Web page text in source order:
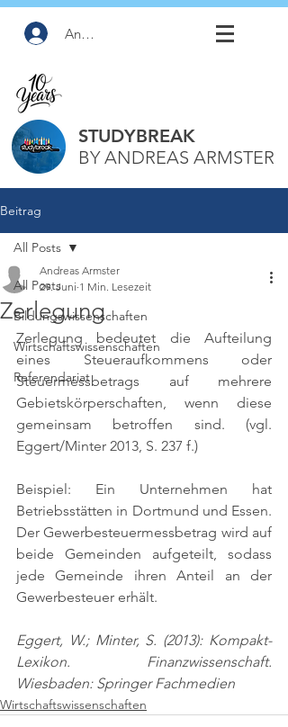
Anmelden
STUDYBREAK
BY ANDREAS ARMSTER
Beitrag
All Posts
Bildungswissenschaften
Wirtschaftswissenschaften
Referendariat
All Posts
Zerlegung
Andreas Armster
29. Juni 1 Min. Lesezeit
Zerlegung bedeutet die Aufteilung
eines Steueraufkommens oder
Steuermessbetrags auf mehrere
Gebietskörperschaften, wenn diese
gemeinsam betroffen sind. (vgl.
Eggert/Minter 2013, S. 237 f.)
Beispiel: Ein Unternehmen hat
Betriebsstätten in Dortmund und Essen.
Der Gewerbesteuermessbetrag wird auf
beide Gemeinden aufgeteilt, sodass
jede Gemeinde ihren Anteil an der
Gewerbesteuer erhält.
Eggert, W.; Minter, S. (2013): Kompakt-
Lexikon. Finanzwissenschaft.
Wiesbaden: Springer Fachmedien
Wirtschaftswissenschaften